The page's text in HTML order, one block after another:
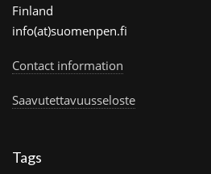
Finland
info(at)suomenpen.fi
Contact information
Saavutettavuusseloste
Tags